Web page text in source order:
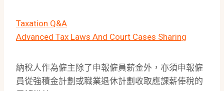
Taxation Q&A
Advanced Tax Laws And Court Cases Sharing
納稅人作為僱主除了申報僱員薪金外，亦須申報僱
員從強積金計劃或職業退休計劃收取應課薪俸稅的